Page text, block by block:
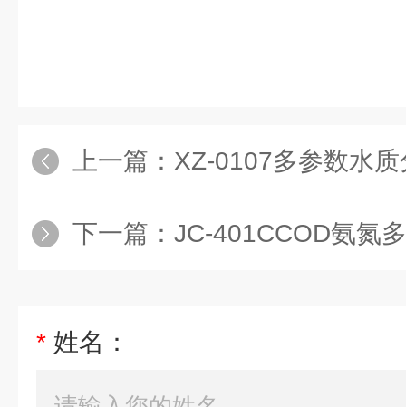
上一篇： XZ-0107多参数水
下一篇： JC-401CCOD氨氮多参数
* 姓名：